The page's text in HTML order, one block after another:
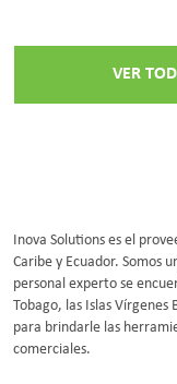
VER
Inova Solutions es el
Caribe y Ecuador. Somos
personal experto se
Tobago, las Islas
para brindarle las
comerciales.